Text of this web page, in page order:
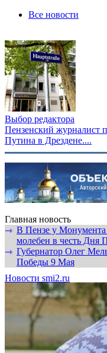
Все новости
Выбор редактора
Пензенский журналист
Путина в Дрездене....
Главная новость
⇾ В Пензе у Монумента
молебен в честь Дня
⇾ Губернатор Олег
Победы 9 Мая
Новости smi2.ru